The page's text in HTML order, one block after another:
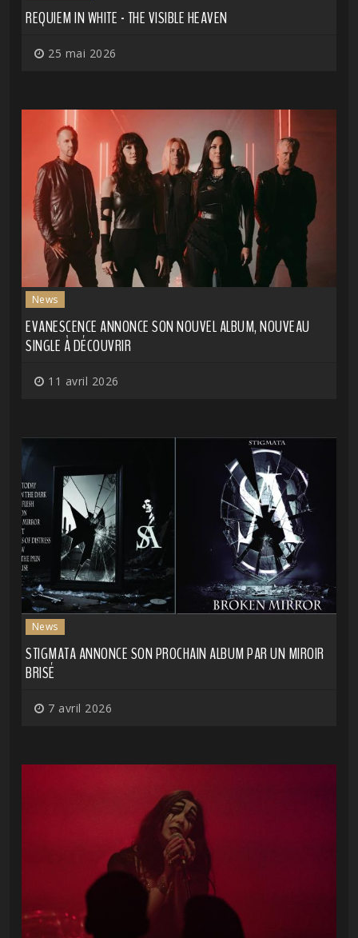
REQUIEM IN WHITE - THE VISIBLE HEAVEN
25 mai 2026
News
EVANESCENCE ANNONCE SON NOUVEL ALBUM, NOUVEAU
SINGLE À DÉCOUVRIR
11 avril 2026
News
STIGMATA ANNONCE SON PROCHAIN ALBUM PAR UN MIROIR
BRISÉ
7 avril 2026